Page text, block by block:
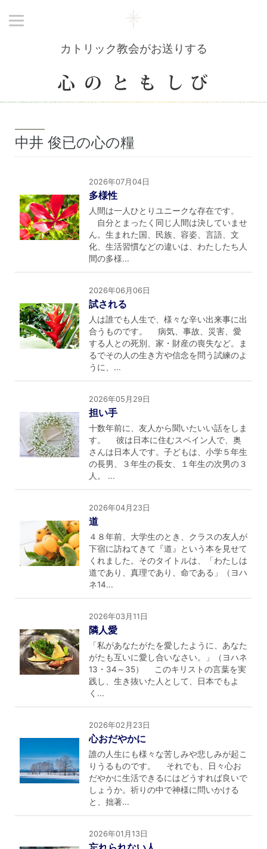
カトリック教会がお送りする
中井 俊已の心の糧
2026年07月04日
多様性
人間は一人ひとりユニークな存在です。
自分とまったく同じ人間は決していませ
ん。生まれた国、民族、容姿、言語、文
化、生活習慣などの違いは、わたしたち人
間の多様...
2026年06月06日
試される
人は誰でも人生で、様々な辛い出来事に出
合うものです。 病気、事故、災害、愛
する人との死別、家・財産の喪失など。ま
るでその人の生き方や信念を問う試練のよ
うに、...
2026年05月29日
担い手
十数年前に、友人から聞いたいい話をしま
す。 彼は日本に住むスペイン人で、奥
さんは日本人です。子どもは、小学５年生
の長男、３年生の長女、１年生の次男の３
人。 ...
2026年04月23日
道
４８年前、大学生のとき、クラスの友人が
下宿に訪ねてきて『道』という本を見せて
くれました。そのタイトルは、「わたしは
道であり、真理であり、命である」（ヨハ
ネ14...
2026年03月11日
隣人愛
「私があなたがたを愛したように、あなた
がたも互いに愛し合いなさい。」（ヨハネ
13・34～35） このキリストの言葉を実
践し、生き抜いた人として、日本でもよ
く...
2026年02月23日
心おだやかに
誰の人生にも様々な苦しみや悲しみが起こ
りうるものです。 それでも、日々心お
だやかに生活できるにはどうすれば良いで
しょうか。祈りの中で神様に問いかける
と、拙著...
2026年01月13日